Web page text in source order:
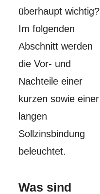
überhaupt wichtig?
Im folgenden
Abschnitt werden
die Vor- und
Nachteile einer
kurzen sowie einer
langen
Sollzinsbindung
beleuchtet.
Was sind